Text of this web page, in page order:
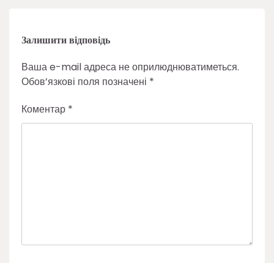
Залишити відповідь
Ваша e-mail адреса не оприлюднюватиметься.
Обов’язкові поля позначені *
Коментар *